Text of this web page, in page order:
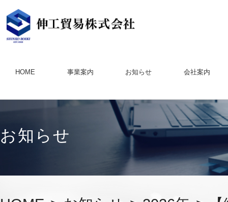
HOME 事業案内 お知らせ 会社案内
お知らせ